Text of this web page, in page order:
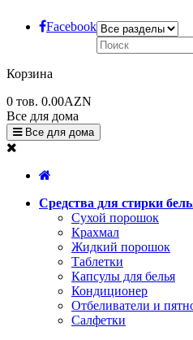
Facebook
Корзина
0 тов. 0.00AZN
Все для дома
Все для дома
Средства для стирки
Сухой порошок
Крахмал
Жидкий порошок
Таблетки
Капсулы для белья
Кондиционер
Отбеливатели и
Салфетки